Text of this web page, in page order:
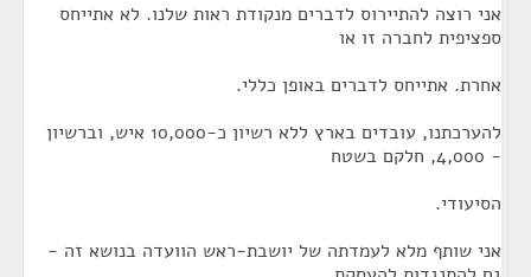
אני רוצה להתיירוס לדברים מנקודת ראות שלנו. לא אתייחס
ספציפית לחברה זו או
אחרת. אתייחס לדברים באופן כללי.
להערכתנו, עובדים בארץ ללא רשיון כ-10,000 איש, וברשיון
- 4,000, חלקם בשטח
הסיעודי.
אני שותף מלא לעמדתה של יושבת-ראש הוועדה בנושא זה -